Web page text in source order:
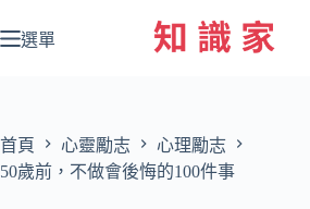
至
容
選單
首頁 心靈勵志
心理勵志
50歲前，不做會後悔的100件事